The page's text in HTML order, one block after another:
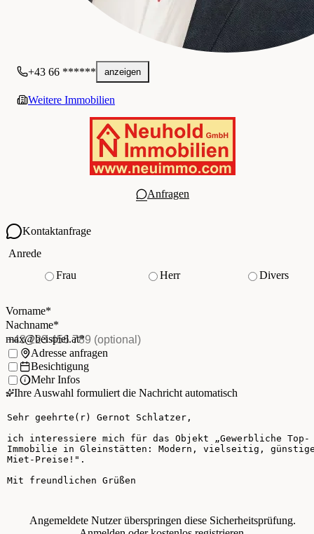
+43 66 ****** anzeigen
Weitere Immobilien
Anfragen
Kontaktanfrage
Ihre Kontaktdaten
Anrede
Frau
Herr
Divers
Vorname*
Nachname
Nachname*
E-Mail*(Pflichtfeld)
max@beispiel.at*
Telefon(optional)
Ich möchte:Adresse anfragen
Besichtigung
Mehr Infos
Ihre Auswahl formuliert die Nachricht automatisch
Ihre Nachricht
Angemeldete Nutzer überspringen diese Sicherheitsprüfung.